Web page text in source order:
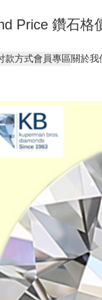
Price 鑽石格
款方式會員專區關於我